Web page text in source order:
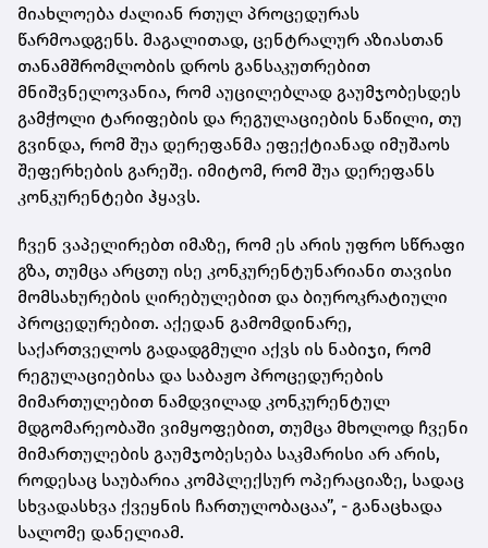
მიახლოება ძალიან რთულ პროცედურას
წარმოადგენს. მაგალითად, ცენტრალურ აზიასთან
თანამშრომლობის დროს განსაკუთრებით
მნიშვნელოვანია, რომ აუცილებლად გაუმჯობესდეს
გამჭოლი ტარიფების და რეგულაციების ნაწილი, თუ
გვინდა, რომ შუა დერეფანმა ეფექტიანად იმუშაოს
შეფერხების გარეშე. იმიტომ, რომ შუა დერეფანს
კონკურენტები ჰყავს.
ჩვენ ვაპელირებთ იმაზე, რომ ეს არის უფრო სწრაფი
გზა, თუმცა არცთუ ისე კონკურენტუნარიანი თავისი
მომსახურების ღირებულებით და ბიუროკრატიული
პროცედურებით. აქედან გამომდინარე,
საქართველოს გადადგმული აქვს ის ნაბიჯი, რომ
რეგულაციებისა და საბაჟო პროცედურების
მიმართულებით ნამდვილად კონკურენტულ
მდგომარეობაში ვიმყოფებით, თუმცა მხოლოდ ჩვენი
მიმართულების გაუმჯობესება საკმარისი არ არის,
როდესაც საუბარია კომპლექსურ ოპერაციაზე, სადაც
სხვადასხვა ქვეყნის ჩართულობაცაა”, - განაცხადა
სალომე დანელიამ.